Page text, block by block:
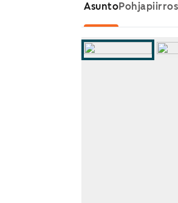
AsuntoPohjapiirros